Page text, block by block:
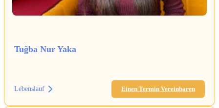
Tuğba Nur Yaka
Lebenslauf Einen Termin Vereinbaren